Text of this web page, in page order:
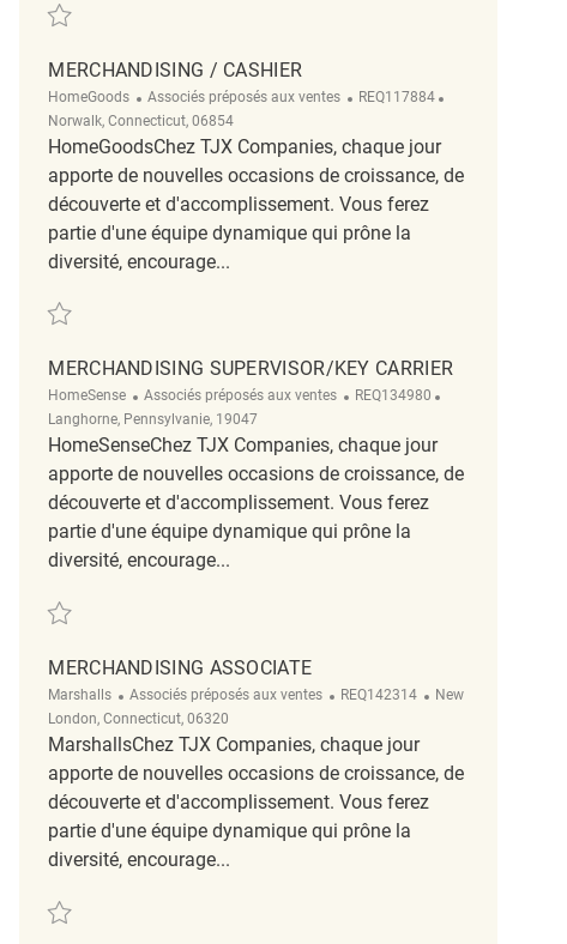
MERCHANDISING / CASHIER
HomeGoods Catégorie
Associés préposés aux ventes ReqId
REQ117884
Norwalk, Connecticut, 06854
HomeGoodsChez TJX Companies, chaque jour
apporte de nouvelles occasions de croissance, de
découverte et d'accomplissement. Vous ferez
partie d'une équipe dynamique qui prône la
diversité, encourage...
Sauvegarder merchandising / Cashier REQ117884
MERCHANDISING SUPERVISOR/KEY CARRIER
HomeSense Catégorie
Associés préposés aux ventes ReqId
REQ134980
Langhorne, Pennsylvanie, 19047
HomeSenseChez TJX Companies, chaque jour
apporte de nouvelles occasions de croissance, de
découverte et d'accomplissement. Vous ferez
partie d'une équipe dynamique qui prône la
diversité, encourage...
Sauvegarder Merchandising Supervisor/Key Carrier REQ134980
MERCHANDISING ASSOCIATE
Marshalls Catégorie
Associés préposés aux ventes ReqId
REQ142314 Emplacement
New
London, Connecticut, 06320
MarshallsChez TJX Companies, chaque jour
apporte de nouvelles occasions de croissance, de
découverte et d'accomplissement. Vous ferez
partie d'une équipe dynamique qui prône la
diversité, encourage...
Sauvegarder Merchandising Associate REQ142314